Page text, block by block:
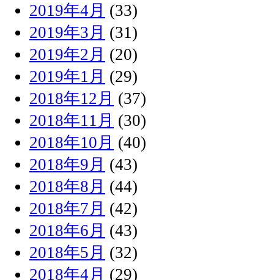
2019年4月 (33)
2019年3月 (31)
2019年2月 (20)
2019年1月 (29)
2018年12月 (37)
2018年11月 (30)
2018年10月 (40)
2018年9月 (43)
2018年8月 (44)
2018年7月 (42)
2018年6月 (43)
2018年5月 (32)
2018年4月 (29)